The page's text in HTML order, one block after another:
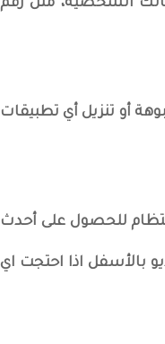
الشخصية، مثل رقم
أو تنزيل أي تطبيقات
للحصول على أحدث
بالأسفل اذا احتجت اي